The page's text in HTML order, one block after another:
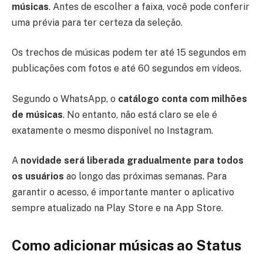
músicas. Antes de escolher a faixa, você pode conferir
uma prévia para ter certeza da seleção.
Os trechos de músicas podem ter até 15 segundos em
publicações com fotos e até 60 segundos em vídeos.
Segundo o WhatsApp, o catálogo conta com milhões
de músicas. No entanto, não está claro se ele é
exatamente o mesmo disponível no Instagram.
A novidade será liberada gradualmente para todos
os usuários ao longo das próximas semanas. Para
garantir o acesso, é importante manter o aplicativo
sempre atualizado na Play Store e na App Store.
Como adicionar músicas ao Status